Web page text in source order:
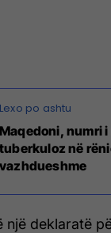
Maqedoni, numri i
tuberkuloz në
vazhdueshme
një deklaratë